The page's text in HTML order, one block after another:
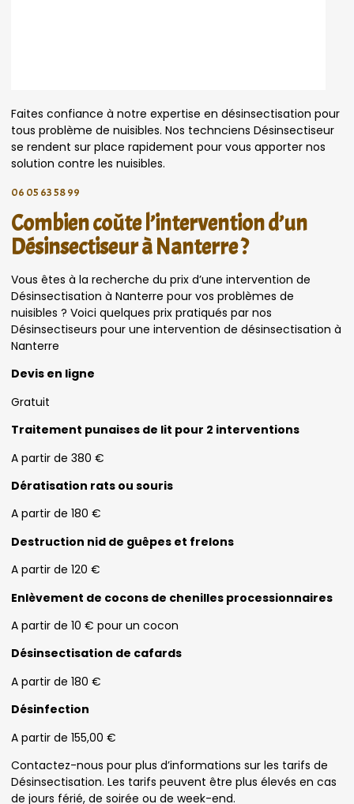
Faites confiance à notre expertise en désinsectisation pour
tous problème de nuisibles. Nos technciens Désinsectiseur
se rendent sur place rapidement pour vous apporter nos
solution contre les nuisibles.
06 05 63 58 99
Combien coûte l’intervention d’un
Désinsectiseur à Nanterre ?
Vous êtes à la recherche du prix d’une intervention de
Désinsectisation à Nanterre pour vos problèmes de
nuisibles ? Voici quelques prix pratiqués par nos
Désinsectiseurs pour une intervention de désinsectisation à
Nanterre
Devis en ligne
Gratuit
Traitement punaises de lit pour 2 interventions
A partir de 380 €
Dératisation rats ou souris
A partir de 180 €
Destruction nid de guêpes et frelons
A partir de 120 €
Enlèvement de cocons de chenilles processionnaires
A partir de 10 € pour un cocon
Désinsectisation de cafards
A partir de 180 €
Désinfection
A partir de 155,00 €
Contactez-nous pour plus d’informations sur les tarifs de
Désinsectisation. Les tarifs peuvent être plus élevés en cas
de jours férié, de soirée ou de week-end.